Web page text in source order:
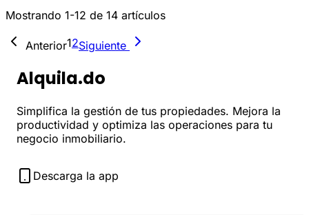
Mostrando 1-12 de 14 artículos
Anterior12Siguiente
Alquila.do
Simplifica la gestión de tus propiedades. Mejora la
productividad y optimiza las operaciones para tu
negocio inmobiliario.
Descarga la app